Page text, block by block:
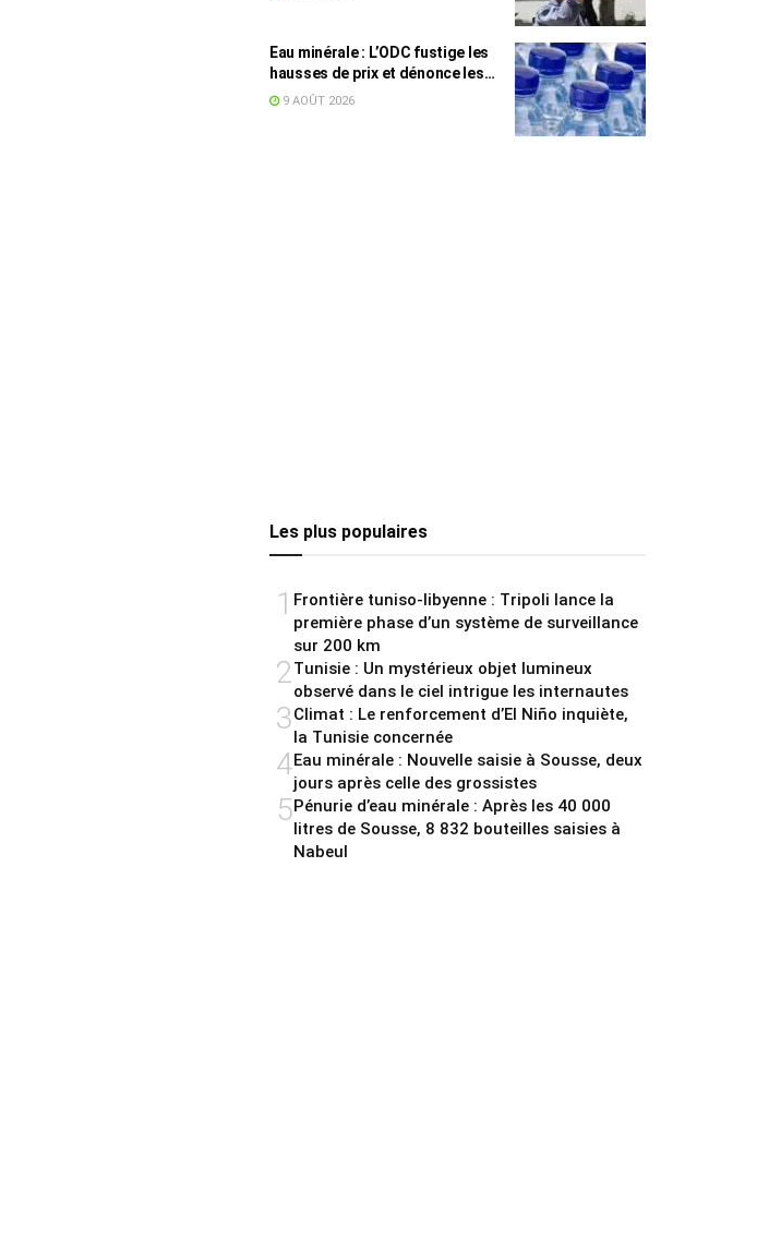
Eau minérale : L’ODC fustige les
hausses de prix et dénonce les
profiteurs de la pénurie
9 AOÛT 2026
Les plus populaires
1 Frontière tuniso-libyenne : Tripoli lance la
première phase d’un système de surveillance
sur 200 km
2Tunisie : Un mystérieux objet lumineux
observé dans le ciel intrigue les internautes
3Climat : Le renforcement d’El Niño inquiète,
la Tunisie concernée
4Eau minérale : Nouvelle saisie à Sousse, deux
jours après celle des grossistes
5Pénurie d’eau minérale : Après les 40 000
litres de Sousse, 8 832 bouteilles saisies à
Nabeul